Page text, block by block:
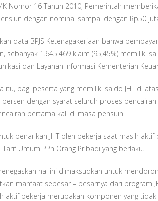
Nomor 16 Tahun 2010, Pemerintah
dengan nominal sampai dengan Rp50
data BPJS Ketenagakerjaan bahwa
sebanyak 1.645.469 klaim (95,45%) memiliki
dan Layanan Informasi Kementerian
itu, bagi peserta yang memiliki saldo JHT di
persen dengan syarat seluruh proses
pertama kali di masa pensiun.
penarikan JHT oleh pekerja saat masih
Umum PPh Orang Pribadi yang berlaku.
hal ini dimaksudkan untuk
manfaat sebesar – besarnya dari program
aktif bekerja merupakan komponen yang tidak